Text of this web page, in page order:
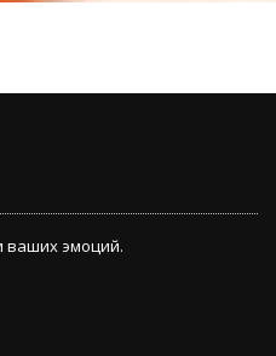
ваших эмоций.